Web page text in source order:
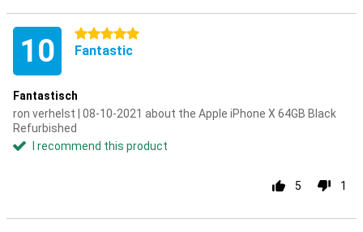
10 5 stars
Fantastic
Fantastisch
ron verhelst | 08-10-2021 about the Apple iPhone X 64GB Black
Refurbished
I recommend this product
5 1